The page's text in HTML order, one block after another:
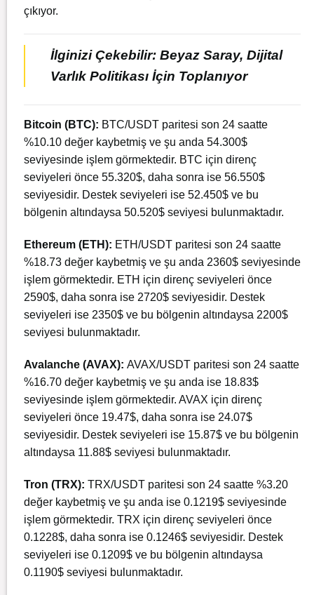
çıkıyor.
İlginizi Çekebilir: Beyaz Saray, Dijital
Varlık Politikası İçin Toplanıyor
Bitcoin (BTC): BTC/USDT paritesi son 24 saatte
%10.10 değer kaybetmiş ve şu anda 54.300$
seviyesinde işlem görmektedir. BTC için direnç
seviyeleri önce 55.320$, daha sonra ise 56.550$
seviyesidir. Destek seviyeleri ise 52.450$ ve bu
bölgenin altındaysa 50.520$ seviyesi bulunmaktadır.
Ethereum (ETH): ETH/USDT paritesi son 24 saatte
%18.73 değer kaybetmiş ve şu anda 2360$ seviyesinde
işlem görmektedir. ETH için direnç seviyeleri önce
2590$, daha sonra ise 2720$ seviyesidir. Destek
seviyeleri ise 2350$ ve bu bölgenin altındaysa 2200$
seviyesi bulunmaktadır​.
Avalanche (AVAX): AVAX/USDT paritesi son 24 saatte
%16.70 değer kaybetmiş ve şu anda ise 18.83$
seviyesinde işlem görmektedir. AVAX için direnç
seviyeleri önce 19.47$, daha sonra ise 24.07$
seviyesidir. Destek seviyeleri ise 15.87$ ve bu bölgenin
altındaysa 11.88$ seviyesi bulunmaktadır​.
Tron (TRX): TRX/USDT paritesi son 24 saatte %3.20
değer kaybetmiş ve şu anda ise 0.1219$ seviyesinde
işlem görmektedir. TRX için direnç seviyeleri önce
0.1228$, daha sonra ise 0.1246$ seviyesidir. Destek
seviyeleri ise 0.1209$ ve bu bölgenin altındaysa
0.1190$ seviyesi bulunmaktadır.